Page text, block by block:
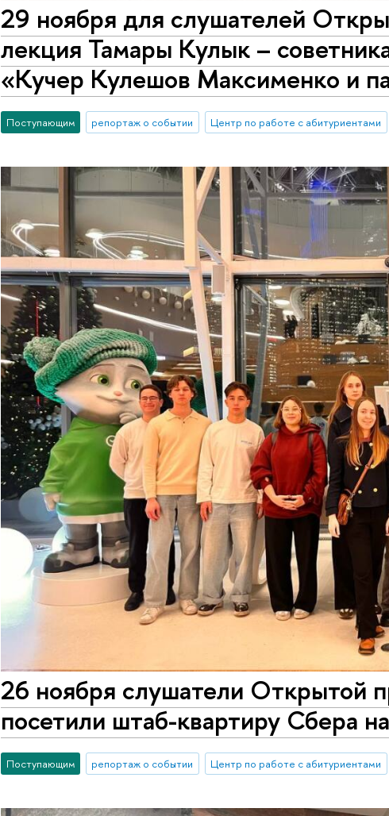
29 ноября для слушателей
лекция Тамары Кулык –
«Кучер Кулешов Максименко и
Поступающим репортаж о событии Центр по работе с абитуриентами
26 ноября слушатели
посетили штаб-квартиру Сбера
Поступающим репортаж о событии Центр по работе с абитуриентами